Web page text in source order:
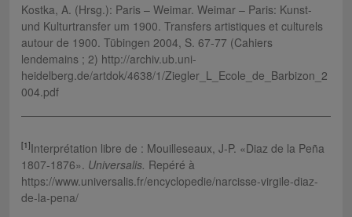
Kostka, A. (Hrsg.): Paris – Weimar. Weimar – Paris: Kunst-
und Kulturtransfer um 1900. Transfers artistiques et culturels
autour de 1900. Tübingen 2004, S. 67-77 (Cahiers
lendemains ; 2) http://archiv.ub.uni-
heidelberg.de/artdok/4638/1/Ziegler_L_Ecole_de_Barbizon_2
004.pdf
[1]Interprétation libre de : Mouilleseaux, J-P. «Diaz de la Peña
1807-1876». Universalis. Repéré à
https://www.universalis.fr/encyclopedie/narcisse-virgile-diaz-
de-la-pena/